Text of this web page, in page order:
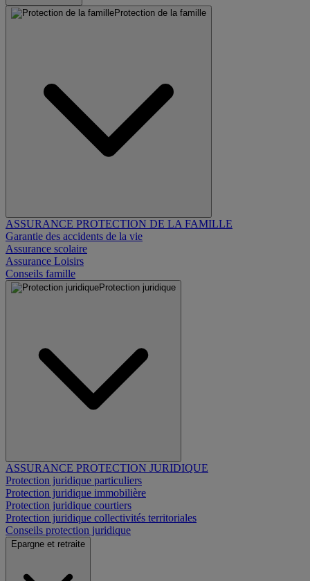
Protection de la famille
ASSURANCE PROTECTION DE LA FAMILLE
Garantie des accidents de la vie
Assurance scolaire
Assurance Loisirs
Conseils famille
Protection juridique
ASSURANCE PROTECTION JURIDIQUE
Protection juridique particuliers
Protection juridique immobilière
Protection juridique courtiers
Protection juridique collectivités territoriales
Conseils protection juridique
Epargne et retraite